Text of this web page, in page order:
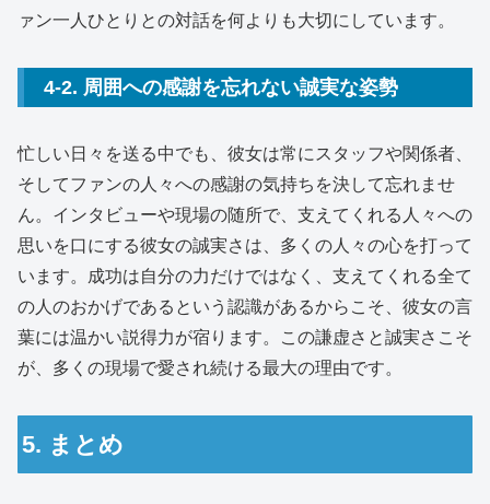
ァン一人ひとりとの対話を何よりも大切にしています。
4-2. 周囲への感謝を忘れない誠実な姿勢
忙しい日々を送る中でも、彼女は常にスタッフや関係者、
そしてファンの人々への感謝の気持ちを決して忘れませ
ん。インタビューや現場の随所で、支えてくれる人々への
思いを口にする彼女の誠実さは、多くの人々の心を打って
います。成功は自分の力だけではなく、支えてくれる全て
の人のおかげであるという認識があるからこそ、彼女の言
葉には温かい説得力が宿ります。この謙虚さと誠実さこそ
が、多くの現場で愛され続ける最大の理由です。
5. まとめ